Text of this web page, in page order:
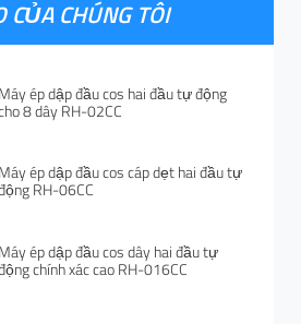
CỦA CHÚNG TÔI
Máy ép dập đầu cos hai đầu tự động
8 dây RH-02CC
Máy ép dập đầu cos cáp dẹt hai đầu tự
RH-06CC
Máy ép dập đầu cos dây hai đầu tự
chính xác cao RH-016CC